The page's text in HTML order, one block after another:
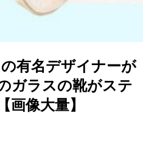
有名デザイナーが
ガラスの靴がステ
画像大量】